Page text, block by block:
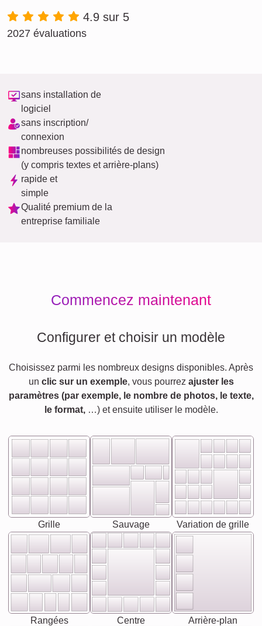
4.9 sur 5
2027 évaluations
sans installation de
logiciel
sans inscription/
connexion
nombreuses possibilités de design
(y compris textes et arrière-plans)
rapide et
simple
Qualité premium de la
entreprise familiale
Commencez maintenant
Configurer et choisir un modèle
Choisissez parmi les nombreux designs disponibles. Après
un clic sur un exemple, vous pourrez ajuster les
paramètres (par exemple, le nombre de photos, le texte,
le format,…) et ensuite utiliser le modèle.
Grille Sauvage Variation de grille
Rangées Centre Arrière-plan